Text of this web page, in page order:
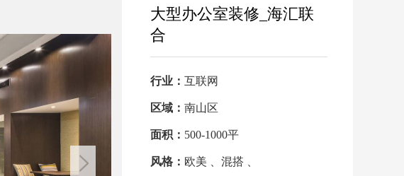
大型办公室装修_海汇联
合
行业： 互联网
区域： 南山区
面积： 500-1000平
风格： 欧美 、混搭 、